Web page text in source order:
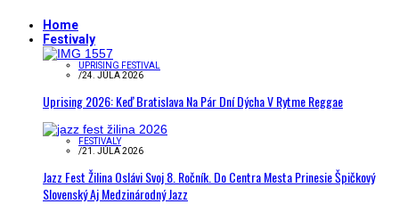
Home
Festivaly
UPRISING FESTIVAL
/24. JÚLA 2026
Uprising 2026: Keď Bratislava Na Pár Dní Dýcha V Rytme Reggae
FESTIVALY
/21. JÚLA 2026
Jazz Fest Žilina Oslávi Svoj 8. Ročník. Do Centra Mesta Prinesie Špičkový
Slovenský Aj Medzinárodný Jazz